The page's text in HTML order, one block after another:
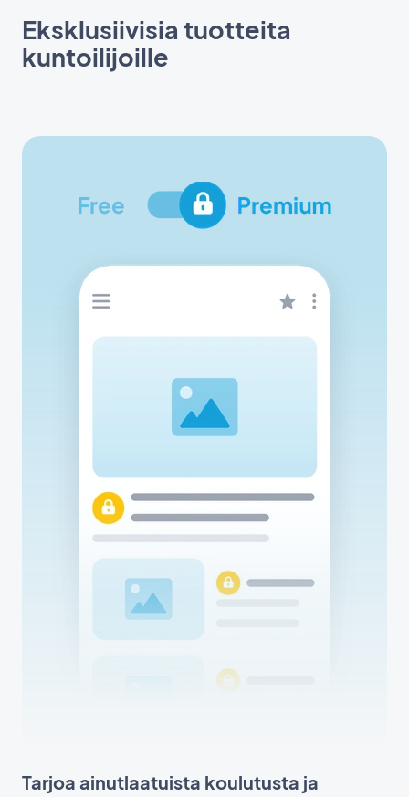
Eksklusiivisia tuotteita
kuntoilijoille
Tarjoa ainutlaatuista koulutusta ja